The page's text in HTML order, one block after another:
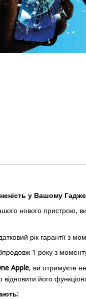
у Вашому
нового пристрою,
рік гарантії з
1 року з
Apple, ви отримуєте
його